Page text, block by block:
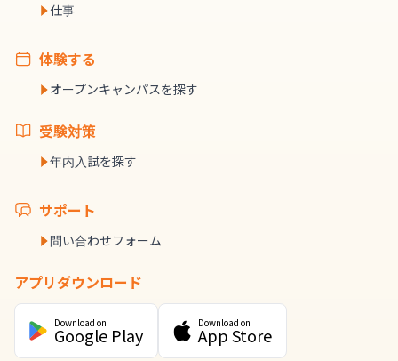
仕事
体験する
オープンキャンパスを探す
受験対策
年内入試を探す
サポート
問い合わせフォーム
アプリダウンロード
Download on
Google Play
Download on
App Store